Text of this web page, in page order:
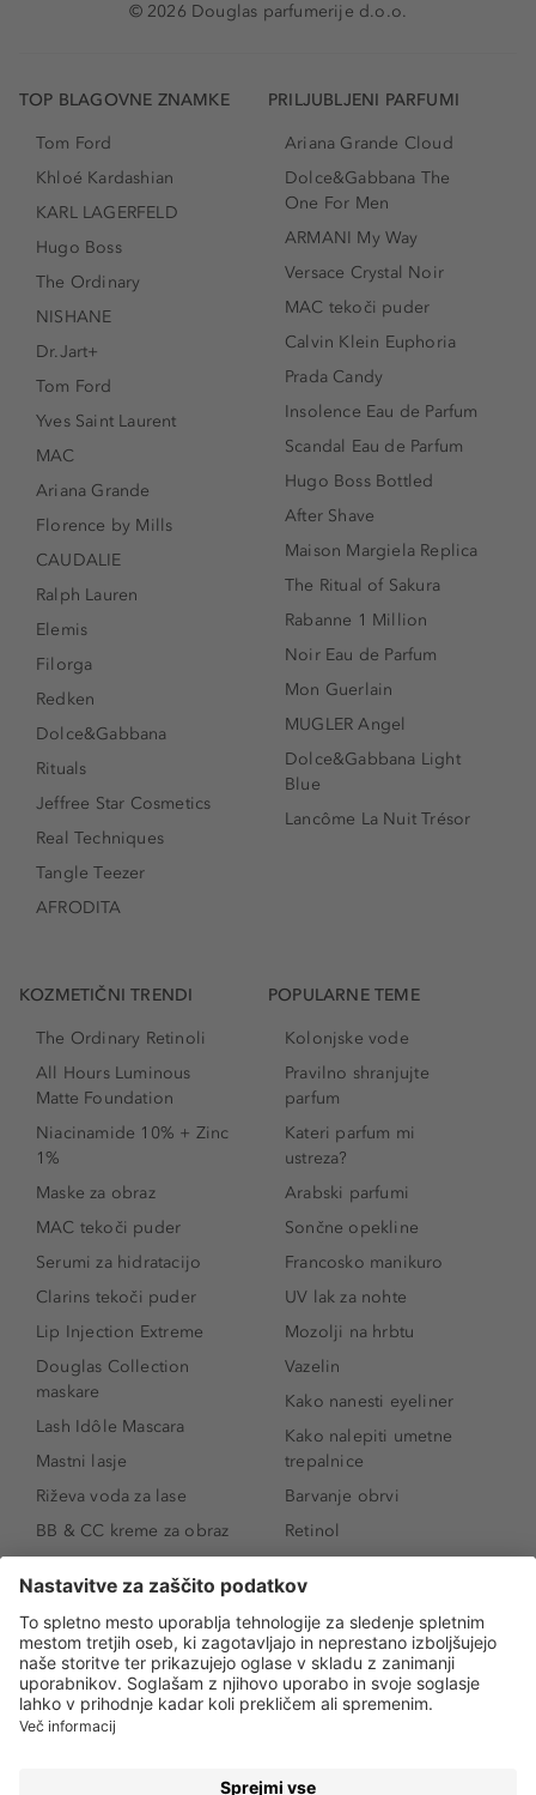
© 2026 Douglas parfumerije d.o.o.
TOP BLAGOVNE ZNAMKE
Tom Ford
Khloé Kardashian
KARL LAGERFELD
Hugo Boss
The Ordinary
NISHANE
Dr.Jart+
Tom Ford
Yves Saint Laurent
MAC
Ariana Grande
Florence by Mills
CAUDALIE
Ralph Lauren
Elemis
Filorga
Redken
Dolce&Gabbana
Rituals
Jeffree Star Cosmetics
Real Techniques
Tangle Teezer
AFRODITA
PRILJUBLJENI PARFUMI
Ariana Grande Cloud
Dolce&Gabbana The
One For Men
ARMANI My Way
Versace Crystal Noir
MAC tekoči puder
Calvin Klein Euphoria
Prada Candy
Insolence Eau de Parfum
Scandal Eau de Parfum
Hugo Boss Bottled
After Shave
Maison Margiela Replica
The Ritual of Sakura
Rabanne 1 Million
Noir Eau de Parfum
Mon Guerlain
MUGLER Angel
Dolce&Gabbana Light
Blue
Lancôme La Nuit Trésor
KOZMETIČNI TRENDI
The Ordinary Retinoli
All Hours Luminous
Matte Foundation
Niacinamide 10% + Zinc
1%
Maske za obraz
MAC tekoči puder
Serumi za hidratacijo
Clarins tekoči puder
Lip Injection Extreme
Douglas Collection
maskare
Lash Idôle Mascara
Mastni lasje
Riževa voda za lase
BB & CC kreme za obraz
SPF 30
Senčila za oči
Tekoči puder
Ličenje povešenih vek
Kako povečati oči
POPULARNE TEME
Kolonjske vode
Pravilno shranjujte
parfum
Kateri parfum mi
ustreza?
Arabski parfumi
Sončne opekline
Francosko manikuro
UV lak za nohte
Mozolji na hrbtu
Vazelin
Kako nanesti eyeliner
Kako nalepiti umetne
trepalnice
Barvanje obrvi
Retinol
Niacinamid
Rozacea
Salicilna kislina